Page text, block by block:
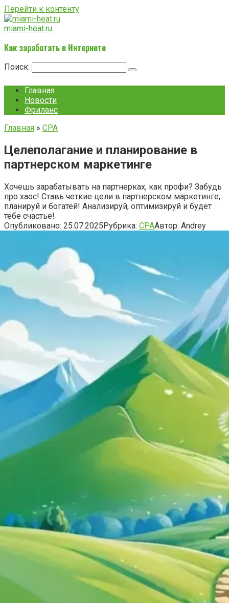
Перейти к контенту
miami-heat.ru
Как заработать в Интернете
Поиск:
Главная
Новости
Фриланс
Главная » CPA
Целеполагание и планирование в
партнерском маркетинге
Хочешь зарабатывать на партнерках, как профи? Забудь
про хаос! Ставь четкие цели в партнерском маркетинге,
планируй и богатей! Анализируй, оптимизируй и будет
тебе счастье!
Опубликовано: 25.07.2025Рубрика: CPAАвтор: Andrey